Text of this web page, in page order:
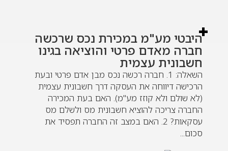
היבטי מע"מ במכירת נכס שרכשה
חברה מאדם פרטי והוציאה בגינו
חשבונית עצמית
השאלה: 1. חברה רכשה נכס מבן אדם פרטי ובעת
הרכישה דיווחה את העסקה דרך חשבונית עצמית
(לא שולם ולא קוזז מע"מ). האם בעת המכירה
החברה צריכה להוציא חשבונית מס ולשלם מס
עסקאות? 2. האם במצב זה החברה תפסיד את
סכום...